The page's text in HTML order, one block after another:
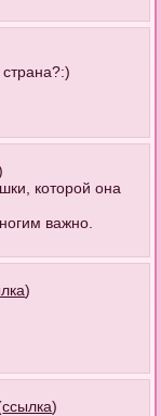
которой она
важно.
)
ссылка)